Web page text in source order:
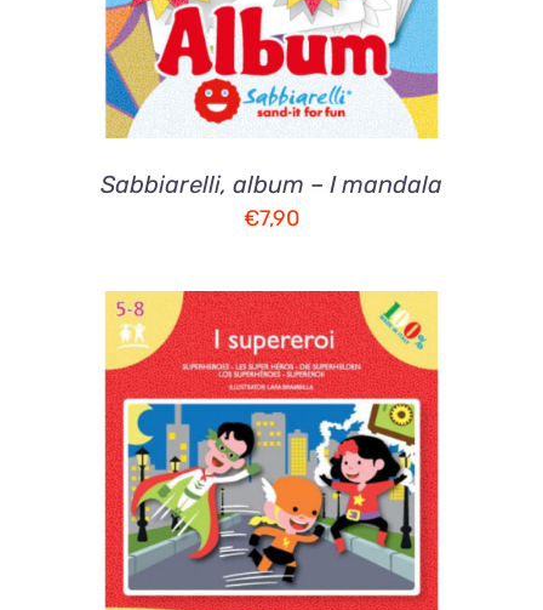
Sabbiarelli, album – I mandala
€7,90
AGGIUNGI AL CARRELLO
/
DETTAGLI